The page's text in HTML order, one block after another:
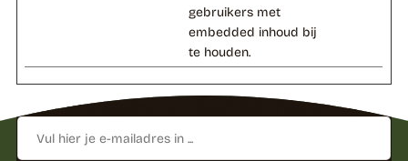
gebruikers met
embedded inhoud bij
te houden.
Laat je inspirerendoor kennis en tips
E-
mailadres